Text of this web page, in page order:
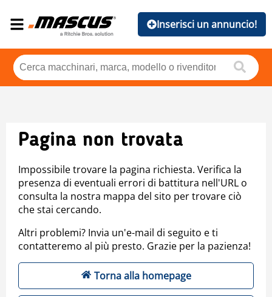
Inserisci un annuncio!
Pagina non trovata
Impossibile trovare la pagina richiesta. Verifica la
presenza di eventuali errori di battitura nell'URL o
consulta la nostra mappa del sito per trovare ciò
che stai cercando.
Altri problemi? Invia un'e-mail di seguito e ti
contatteremo al più presto. Grazie per la pazienza!
Torna alla homepage